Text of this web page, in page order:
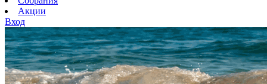
Акции
Вход